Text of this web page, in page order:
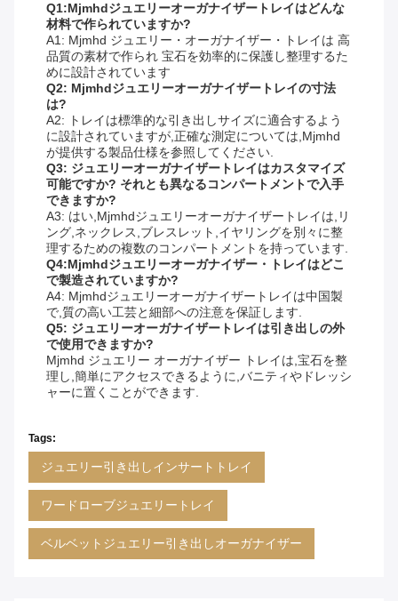
Q1:Mjmhdジュエリーオーガナイザートレイはどんな
材料で作られていますか?
A1: Mjmhd ジュエリー・オーガナイザー・トレイは 高
品質の素材で作られ 宝石を効率的に保護し整理するた
めに設計されています
Q2: Mjmhdジュエリーオーガナイザートレイの寸法
は?
A2: トレイは標準的な引き出しサイズに適合するよう
に設計されていますが,正確な測定については,Mjmhd
が提供する製品仕様を参照してください.
Q3: ジュエリーオーガナイザートレイはカスタマイズ
可能ですか? それとも異なるコンパートメントで入手
できますか?
A3: はい,Mjmhdジュエリーオーガナイザートレイは,リ
ング,ネックレス,ブレスレット,イヤリングを別々に整
理するための複数のコンパートメントを持っています.
Q4:Mjmhdジュエリーオーガナイザー・トレイはどこ
で製造されていますか?
A4: Mjmhdジュエリーオーガナイザートレイは中国製
で,質の高い工芸と細部への注意を保証します.
Q5: ジュエリーオーガナイザートレイは引き出しの外
で使用できますか?
Mjmhd ジュエリー オーガナイザー トレイは,宝石を整
理し,簡単にアクセスできるように,バニティやドレッシ
ャーに置くことができます.
Tags:
ジュエリー引き出しインサートトレイ
ワードローブジュエリートレイ
ベルベットジュエリー引き出しオーガナイザー